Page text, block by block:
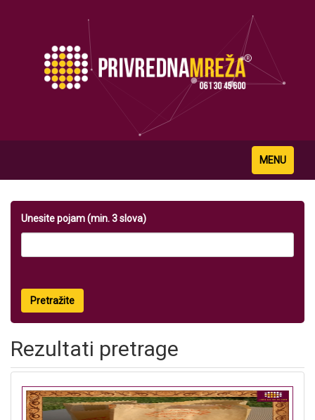
Toggle
navigation
MENU
Unesite pojam (min. 3 slova)
Pretražite
Rezultati pretrage